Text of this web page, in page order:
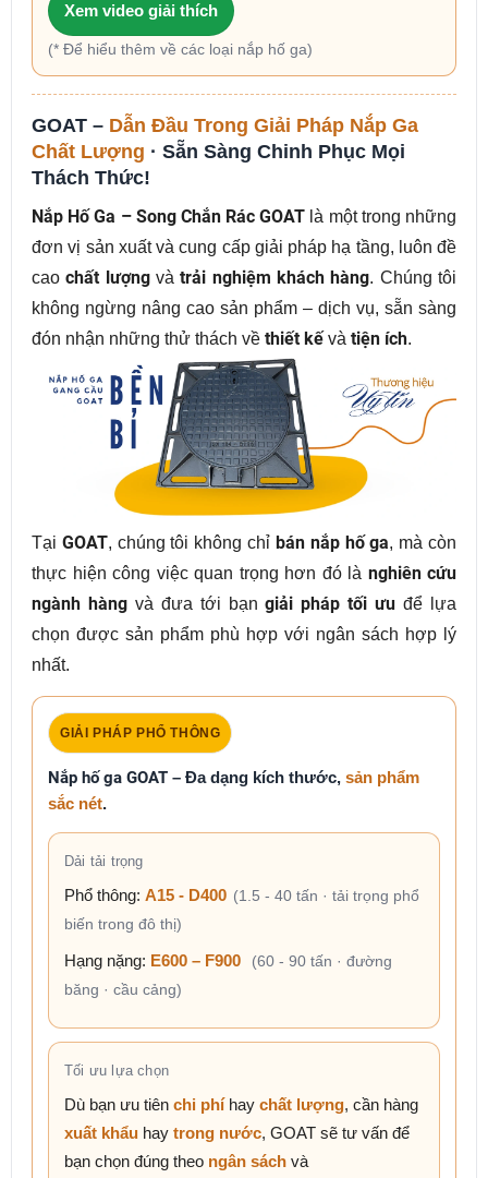
Xem video giải thích
(* Để hiểu thêm về các loại nắp hố ga)
GOAT – Dẫn Đầu Trong Giải Pháp Nắp Ga
Chất Lượng · Sẵn Sàng Chinh Phục Mọi
Thách Thức!
Nắp Hố Ga – Song Chắn Rác GOAT là một trong những
đơn vị sản xuất và cung cấp giải pháp hạ tầng, luôn đề
caochất lượngvàtrải nghiệm khách hàng. Chúng tôi
không ngừng nâng cao sản phẩm – dịch vụ, sẵn sàng
đón nhận những thử thách về thiết kế và tiện ích.
Tại GOAT, chúng tôi không chỉ bán nắp hố ga, mà còn
thực hiện công việc quan trọng hơn đó là nghiên cứu
ngành hàngvà đưa tới bạngiải pháp tối ưu để lựa
chọn được sản phẩm phù hợp với ngân sách hợp lý
nhất.
GIẢI PHÁP PHỔ THÔNG
Nắp hố ga GOAT – Đa dạng kích thước, sản phẩm
sắc nét.
Dải tải trọng
Phổ thông: A15 - D400 (1.5 - 40 tấn · tải trọng phổ
biến trong đô thị)
Hạng nặng: E600 – F900
(60 - 90 tấn · đường
băng · cầu cảng)
Tối ưu lựa chọn
Dù bạn ưu tiên chi phíhay chất lượng, cần hàng
xuất khẩu hay trong nước, GOAT sẽ tư vấn để
bạn chọn đúng theo ngân sách và